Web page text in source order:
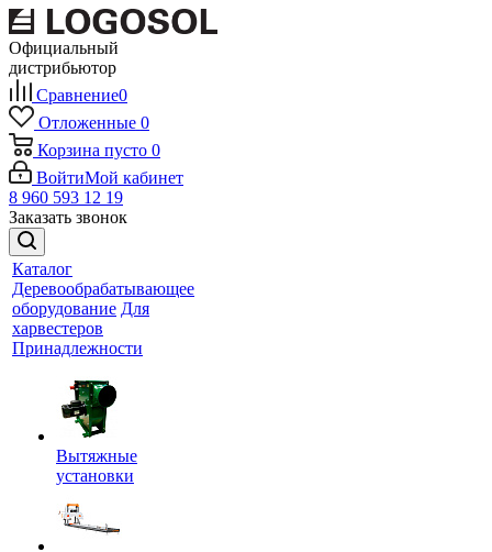
Официальный
дистрибьютор
Сравнение0
Отложенные 0
Корзина пусто 0
ВойтиМой кабинет
8 960 593 12 19
Заказать звонок
Каталог
Деревообрабатывающее
оборудование Для
харвестеров
Принадлежности
Вытяжные
установки